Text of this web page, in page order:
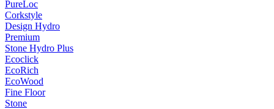
PureLoc
Corkstyle
Design Hydro
Premium
Stone Hydro Plus
Ecoclick
EcoRich
EcoWood
Fine Floor
Stone